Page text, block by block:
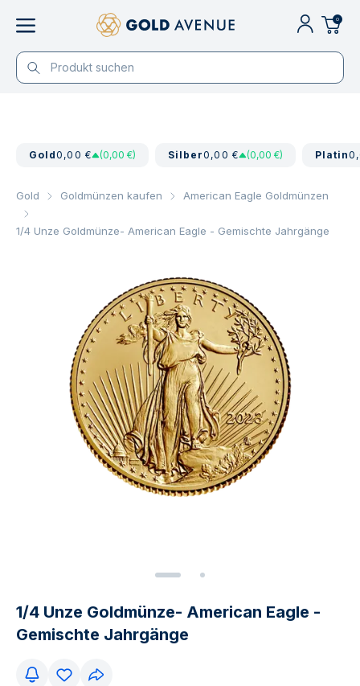
0
Gold0,00 € (0,00 €) Silber0,00 € (0,00 €) Platin
Gold Goldmünzen kaufen American Eagle Goldmünzen
1/4 Unze Goldmünze- American Eagle - Gemischte Jahrgänge
1/4 Unze Goldmünze- American Eagle -
Gemischte Jahrgänge